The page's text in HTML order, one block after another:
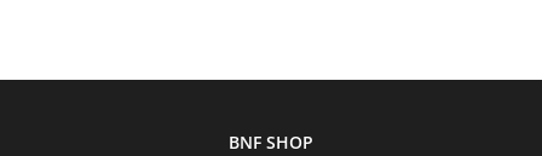
BNF SHOP